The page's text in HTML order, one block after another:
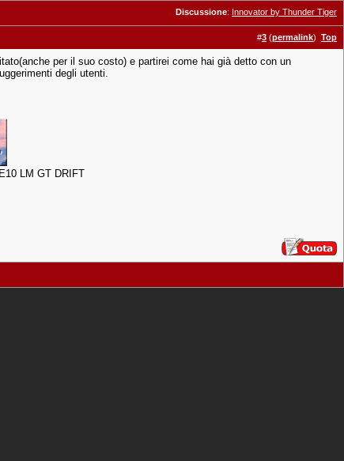
Discussione: Innovator by Thunder Tiger
#3 (permalink) Top
per il suo costo) e partirei come hai già detto con un
degli utenti.
LM GT DRIFT